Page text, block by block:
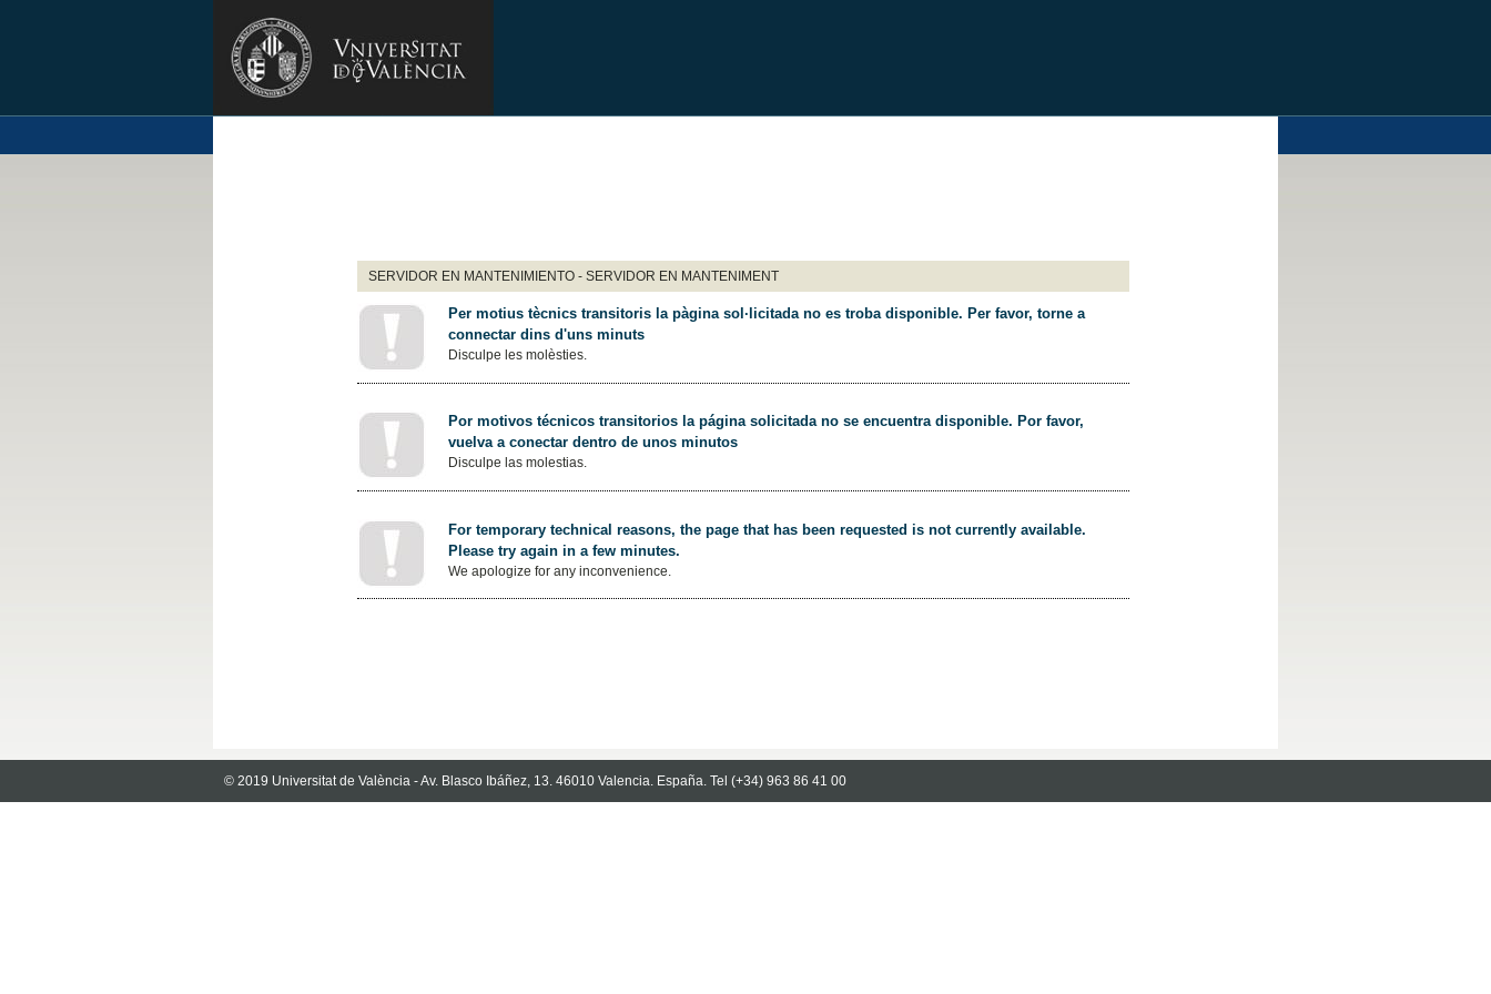
SERVIDOR EN MANTENIMIENTO - SERVIDOR EN MANTENIMENT
Per motius tècnics transitoris la pàgina sol·licitada no es troba disponible. Per favor, torne a
connectar dins d'uns minuts
Disculpe les molèsties.
Por motivos técnicos transitorios la página solicitada no se encuentra disponible. Por favor,
vuelva a conectar dentro de unos minutos
Disculpe las molestias.
For temporary technical reasons, the page that has been requested is not currently available.
Please try again in a few minutes.
We apologize for any inconvenience.
© 2019 Universitat de València - Av. Blasco Ibáñez, 13. 46010 Valencia. España. Tel (+34) 963 86 41 00